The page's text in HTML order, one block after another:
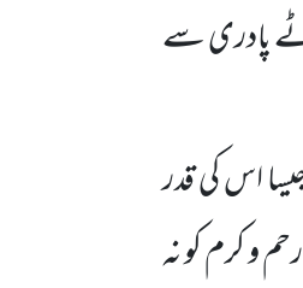
پادری سے
اس کی قدر
و کرم کو نہ